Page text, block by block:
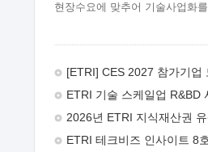
현장수요에 맞추어 기술사업화
주시기 바랍니다. 2026년 8월
추진목적: ETRI 인력을 기업현
기술지원을 실시함으로써 ETRI
극대화하고, 지원기업을 강견기
[ETRI] CES 2027 참가기업
ETRI 기술 스케일업 R&BD